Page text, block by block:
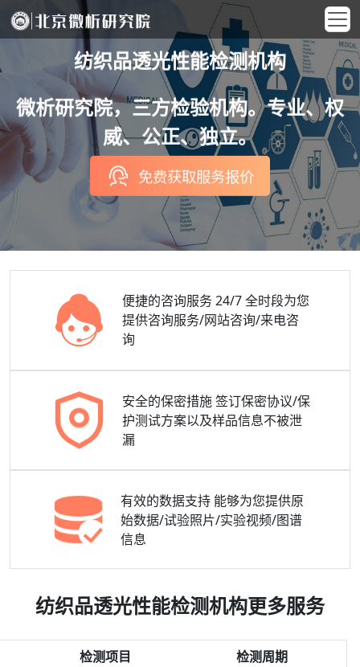
纺织品透光性能检测机构
微析研究院，三方检验机构。专业、权
威、公正、独立。
免费获取服务报价
便捷的咨询服务24/7 全时段为您
提供咨询服务/网站咨询/来电咨
询
安全的保密措施 签订保密协议/保
护测试方案以及样品信息不被泄
漏
有效的数据支持 能够为您提供原
始数据/试验照片/实验视频/图谱
信息
纺织品透光性能检测机构更多服务
检测项目 检测周期